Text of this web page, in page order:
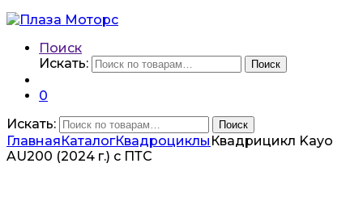
Поиск
Искать:
Поиск
0
Искать:
Поиск
ГлавнаяКаталогКвадроциклы Квадрицикл Kayo
AU200 (2024 г.) c ПТС